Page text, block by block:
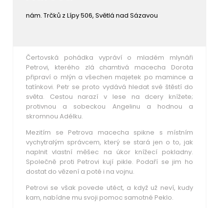
nám. Trčků z Lípy 506, Světlá nad Sázavou
Čertovská pohádka vypráví o mladém mlynáři
Petrovi, kterého zlá chamtivá macecha Dorota
připraví o mlýn a všechen majetek po mamince a
tatínkovi. Petr se proto vydává hledat své štěstí do
světa. Cestou narazí v lese na dcery knížete;
protivnou a sobeckou Angelinu a hodnou a
skromnou Adélku.
Mezitím se Petrova macecha spikne s místním
vychytralým správcem, který se stará jen o to, jak
naplnit vlastní měšec na úkor knížecí pokladny.
Společně proti Petrovi kují pikle. Podaří se jim ho
dostat do vězení a poté i na vojnu.
Petrovi se však povede utéct, a když už neví, kudy
kam, nabídne mu svoji pomoc samotné Peklo.